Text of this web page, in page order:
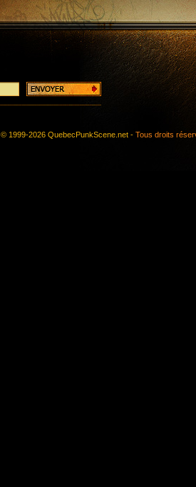
© 1999-2026 QuebecPunkScene.net - Tous droits